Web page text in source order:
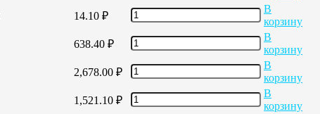
14.10 ₽
В
корзину
638.40 ₽
В
корзину
2,678.00 ₽
В
корзину
1,521.10 ₽
В
корзину